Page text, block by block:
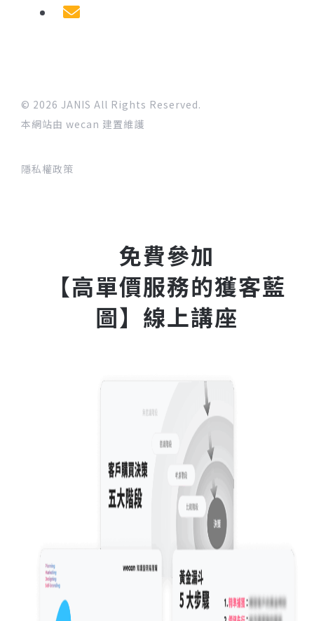
© 2026 JANIS All Rights Reserved.
本網站由 wecan 建置維護
隱私權政策
免費參加
【高單價服務的獲客藍
圖】線上講座